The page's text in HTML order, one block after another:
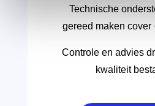
Technische
gereed maken cover
Controle en advies
kwaliteit